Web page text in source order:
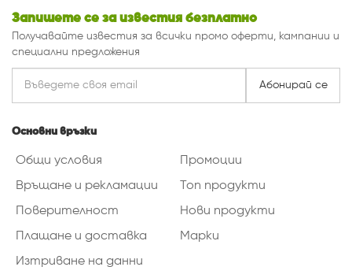
Запишете се за известия безплатно
Получавайте известия за всички промо оферти, кампании и
специални предложения
Абонирай се
Основни връзки
Общи условия
Връщане и рекламации
Поверителност
Плащане и доставка
Изтриване на данни
Промоции
Топ продукти
Нови продукти
Марки